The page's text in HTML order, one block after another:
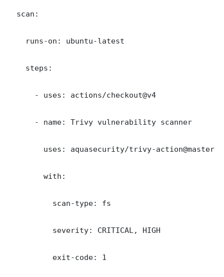
  scan:
    runs-on: ubuntu-latest
    steps:
      - uses: actions/checkout@v4
      - name: Trivy vulnerability scanner
        uses: aquasecurity/trivy-action@master
        with:
          scan-type: fs
          severity: CRITICAL, HIGH
          exit-code: 1